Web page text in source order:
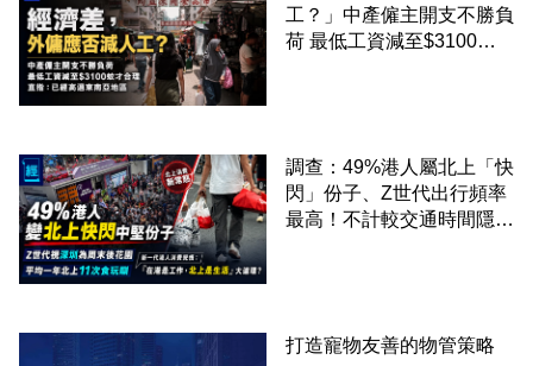
工？」中產僱主開支不勝負
荷 最低工資減至$3100蚊
調查：49%港人屬北上「快
閃」份子、Z世代出行頻率
最高！不計較交通時間隱形
打造寵物友善的物管策略